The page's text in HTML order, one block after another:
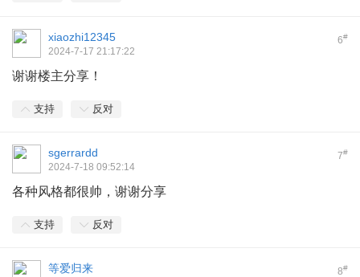
6#
xiaozhi12345
2024-7-17 21:17:22
谢谢楼主分享！
支持 反对
7#
sgerrardd
2024-7-18 09:52:14
各种风格都很帅，谢谢分享
支持 反对
8#
等爱归来